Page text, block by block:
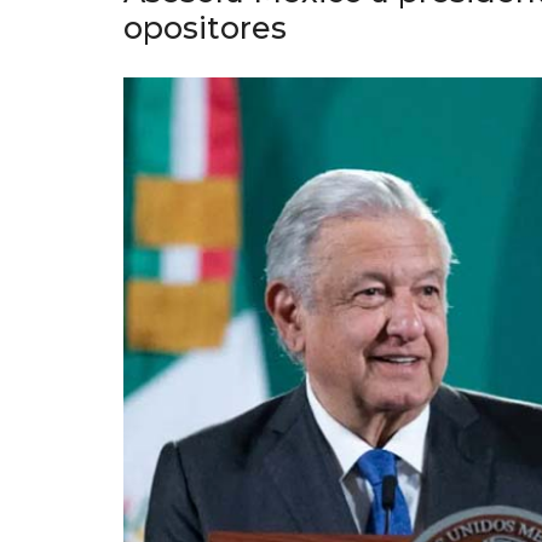
opositores